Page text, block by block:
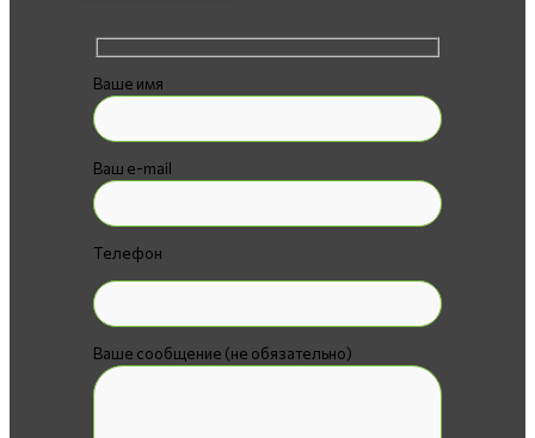
Ваше имя
Ваш e-mail
Телефон
Ваше сообщение (не обязательно)